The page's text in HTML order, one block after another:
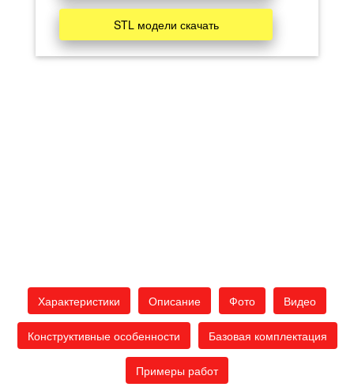
STL модели скачать
Характеристики Описание Фото Видео
Конструктивные особенности Базовая комплектация
Примеры работ